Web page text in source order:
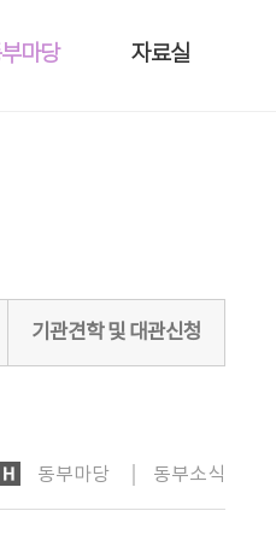
마당 자료실
기관견학 및 대관신청
HOME
동부마당 동부소식